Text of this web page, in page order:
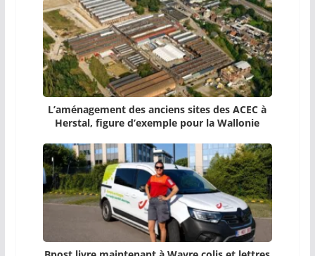
L’aménagement des anciens sites des ACEC à
Herstal, figure d’exemple pour la Wallonie